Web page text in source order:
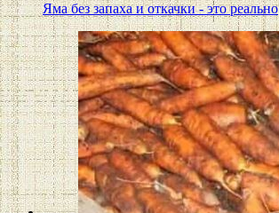
Яма без запаха и откачки - это реально